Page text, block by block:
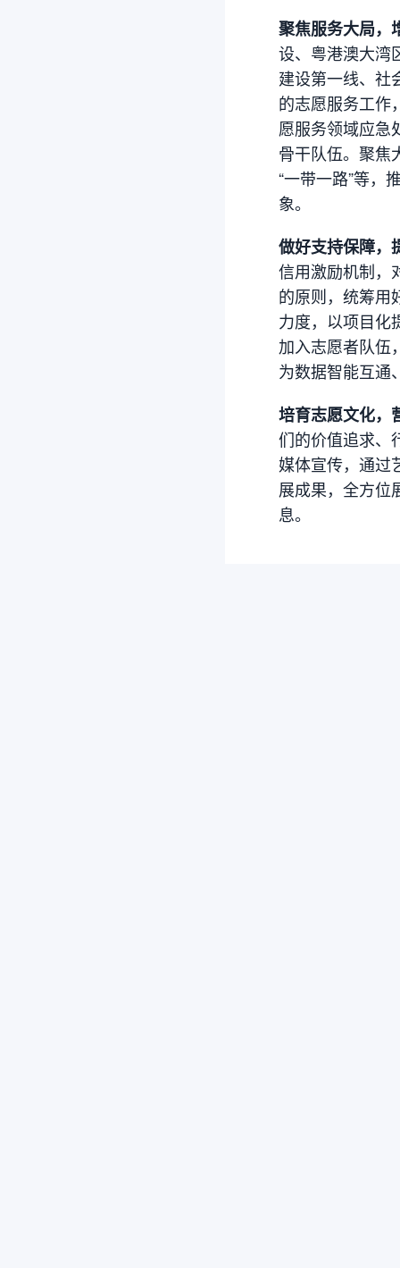
聚焦服务大局，
设、粤港澳大湾
建设第一线、社
的志愿服务工作
愿服务领域应急
骨干队伍。聚焦
“一带一路”等，
象。
做好支持保障，
信用激励机制，
的原则，统筹用
力度，以项目化
加入志愿者队伍
为数据智能互通
培育志愿文化，
们的价值追求、
媒体宣传，通过
展成果，全方位
息。